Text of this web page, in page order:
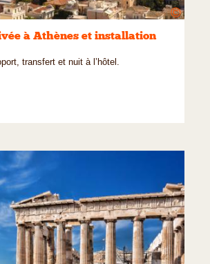
©
à Athènes et installation
transfert et nuit à l’hôtel.